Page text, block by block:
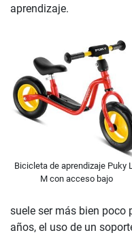
aprendizaje.
Bicicleta de aprendizaje Puky
M con acceso bajo
suele ser más bien poco
años, el uso de un